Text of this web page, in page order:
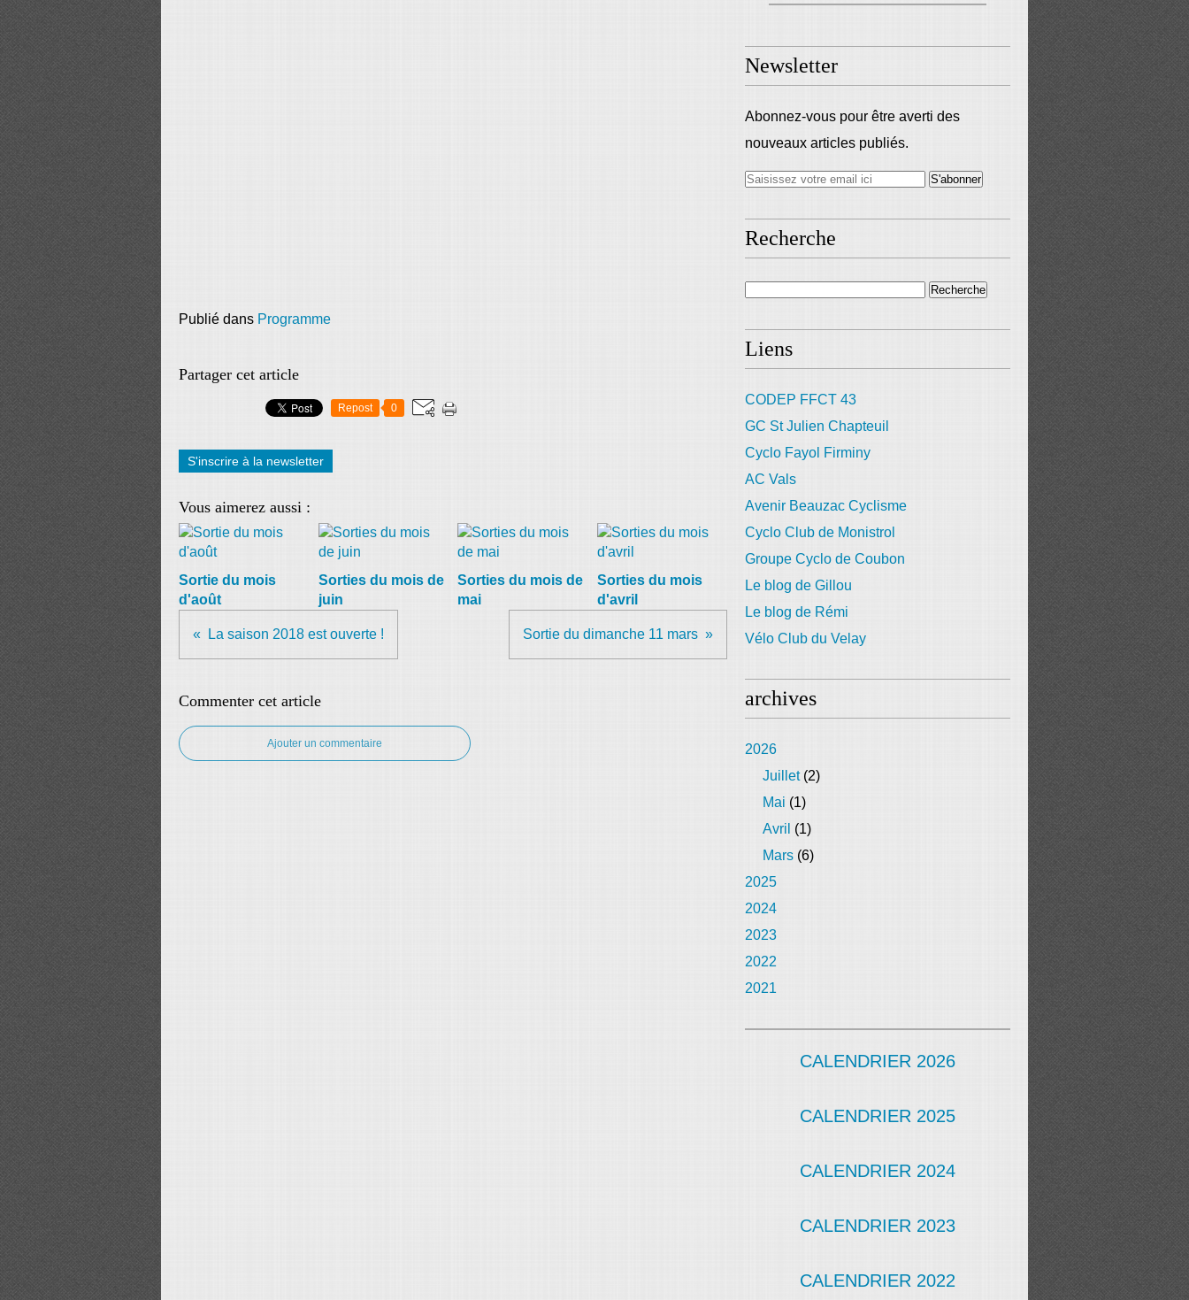
Publié dans Programme
Partager cet article
Repost 0
S'inscrire à la newsletter
Vous aimerez aussi :
Sortie du mois
d'août
Sorties du mois de
juin
Sorties du mois de
mai
Sorties du mois
d'avril
La saison 2018 est ouverte ! Sortie du dimanche 11 mars
Commenter cet article
Ajouter un commentaire
Newsletter
Abonnez-vous pour être averti des
nouveaux articles publiés.
Recherche
Liens
CODEP FFCT 43
GC St Julien Chapteuil
Cyclo Fayol Firminy
AC Vals
Avenir Beauzac Cyclisme
Cyclo Club de Monistrol
Groupe Cyclo de Coubon
Le blog de Gillou
Le blog de Rémi
Vélo Club du Velay
archives
2026
Juillet(2)
Mai (1)
Avril (1)
Mars (6)
2025
2024
2023
2022
2021
CALENDRIER 2026
CALENDRIER 2025
CALENDRIER 2024
CALENDRIER 2023
CALENDRIER 2022